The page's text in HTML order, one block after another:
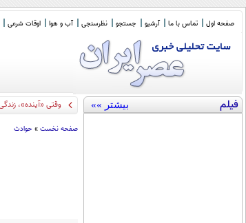
صفحه اول تماس با ما آرشیو جستجو نظرسنجی آب و هوا اوقات شرعی
فیلم بیشتر »» درخواست پنتاگون_
صفحه نخست » حوادث